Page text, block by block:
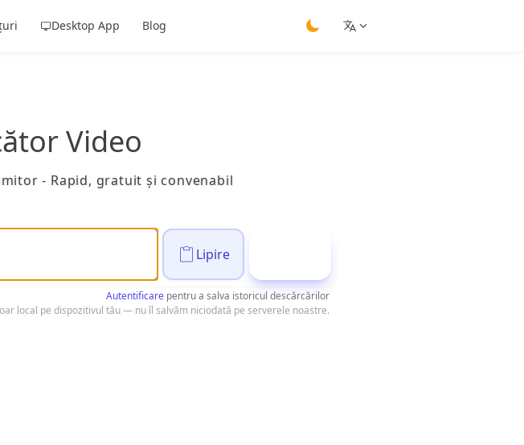
Desktop App
Blog
Video
- Rapid, gratuit și convenabil
Lipire
Autentificare pentru a salva istoricul descărcărilor
local pe dispozitivul tău — nu îl salvăm niciodată pe serverele noastre.